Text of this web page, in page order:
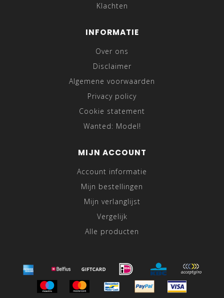
Klachten
INFORMATIE
Over ons
Disclaimer
Algemene voorwaarden
Privacy policy
Cookie statement
Wanted: Model!
MIJN ACCOUNT
Account informatie
Mijn bestellingen
Mijn verlanglijst
Vergelijk
Alle producten